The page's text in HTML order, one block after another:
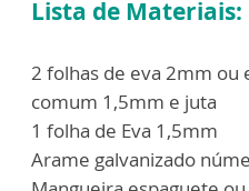
Lista de Materiais:
2 folhas de eva 2mm ou
comum 1,5mm e juta
1 folha de Eva 1,5mm
Arame galvanizado